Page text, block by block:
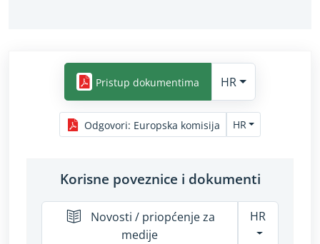
Pristup dokumentima HR
Odgovori: Europska komisija HR
Korisne poveznice i dokumenti
Novosti / priopćenje za
medije
HR